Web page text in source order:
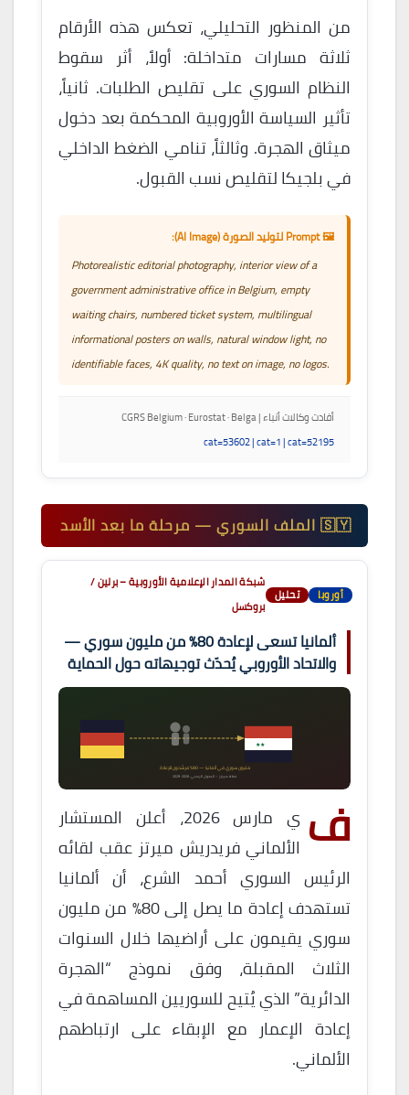
من المنظور التحليلي، تعكس هذه الأرقام
ثلاثة مسارات متداخلة: أولاً، أثر سقوط
النظام السوري على تقليص الطلبات. ثانياً،
تأثير السياسة الأوروبية المحكمة بعد دخول
ميثاق الهجرة. وثالثاً، تنامي الضغط الداخلي
في بلجيكا لتقليص نسب القبول.
🖼️ Prompt لتوليد الصورة (AI Image):
Photorealistic editorial photography, interior view of a
government administrative office in Belgium, empty
waiting chairs, numbered ticket system, multilingual
informational posters on walls, natural window light, no
identifiable faces, 4K quality, no text on image, no logos.
أفادت وكالات أنباء | CGRS Belgium · Eurostat · Belga
cat=53602 | cat=1 | cat=52195
🇸🇾 الملف السوري — مرحلة ما بعد الأسد
أوروبا تحليل
شبكة المدار الإعلامية الأوروبية – برلين /
بروكسل
ألمانيا تسعى لإعادة 80% من مليون سوري —
والاتحاد الأوروبي يُحدّث توجيهاته حول الحماية
★★
مليون سوري في ألمانيا — 80% مرشّحون للإعادة
خطة ميرتز – الجدول الزمني: 2026-2029
ف
ي مارس 2026، أعلن المستشار
الألماني فريدريش ميرتز عقب لقائه
الرئيس السوري أحمد الشرع، أن ألمانيا
تستهدف إعادة ما يصل إلى 80% من مليون
سوري يقيمون على أراضيها خلال السنوات
الثلاث المقبلة، وفق نموذج “الهجرة
الدائرية” الذي يُتيح للسوريين المساهمة في
إعادة الإعمار مع الإبقاء على ارتباطهم
الألماني.